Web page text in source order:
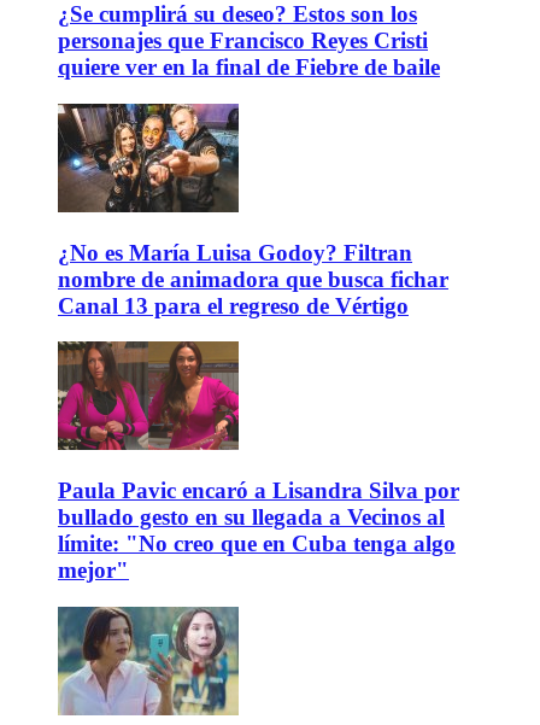
¿Se cumplirá su deseo? Estos son los
personajes que Francisco Reyes Cristi
quiere ver en la final de Fiebre de baile
¿No es María Luisa Godoy? Filtran
nombre de animadora que busca fichar
Canal 13 para el regreso de Vértigo
Paula Pavic encaró a Lisandra Silva por
bullado gesto en su llegada a Vecinos al
límite: "No creo que en Cuba tenga algo
mejor"